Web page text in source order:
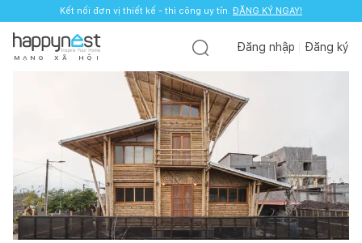
Kết nối đơn vị thiết kế - thi công uy tín. ĐĂNG KÝ NGAY!
M Ạ N G X Ã H Ộ I
Đăng nhập Đăng ký